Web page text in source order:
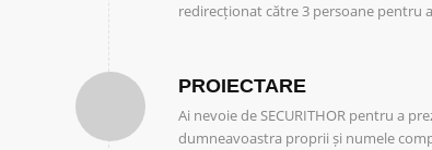
redirecționat către 3 persoane pentru
PROIECTARE
Ai nevoie de SECURITHOR pentru a
dumneavoastra proprii și numele